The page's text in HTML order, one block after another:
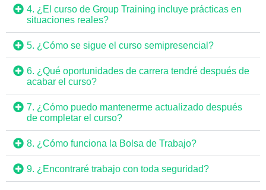
4. ¿El curso de Group Training incluye prácticas en
situaciones reales?
5. ¿Cómo se sigue el curso semipresencial?
6. ¿Qué oportunidades de carrera tendré después de
acabar el curso?
7. ¿Cómo puedo mantenerme actualizado después
de completar el curso?
8. ¿Cómo funciona la Bolsa de Trabajo?
9. ¿Encontraré trabajo con toda seguridad?